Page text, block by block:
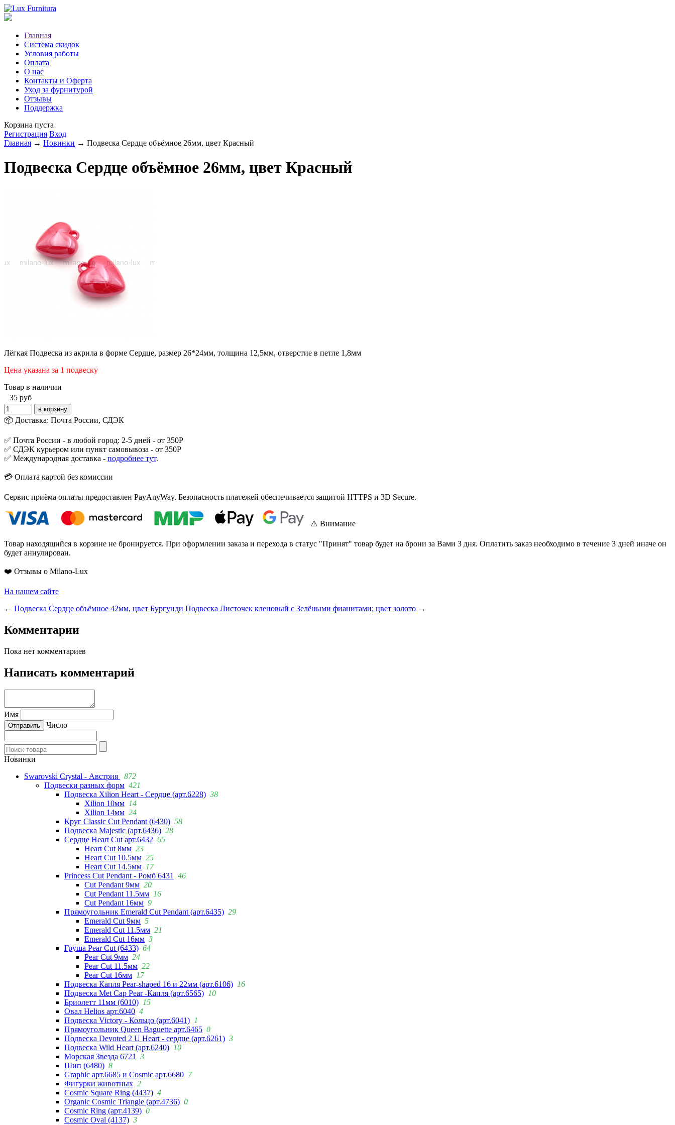
Главная
Система скидок
Условия работы
Оплата
О нас
Контакты и Оферта
Уход за фурнитурой
Отзывы
Поддержка
Корзина пуста
Регистрация Вход
Главная → Новинки → Подвеска Сердце объёмное 26мм, цвет Красный
Подвеска Сердце объёмное 26мм, цвет Красный
Лёгкая Подвеска из акрила в форме Сердце, размер 26*24мм, толщина 12,5мм, отверстие в петле 1,8мм
Цена указана за 1 подвеску
Товар в наличии
35 руб
📦 Доставка: Почта России, СДЭК
✅ Почта России - в любой город: 2-5 дней - от 350Р
✅ СДЭК курьером или пункт самовывоза - от 350Р
✅ Международная доставка - подробнее тут.
💳 Оплата картой без комиссии
Сервис приёма оплаты предоставлен PayAnyWay. Безопасность платежей обеспечивается защитой HTTPS и 3D Secure.
⚠️ Внимание
Товар находящийся в корзине не бронируется. При оформлении заказа и перехода в статус "Принят" товар будет на брони за Вами 3 дня. Оплатить заказ необходимо в течение 3 дней иначе он
будет аннулирован.
❤️ Отзывы о Milano-Lux
На нашем сайте
← Подвеска Сердце объёмное 42мм, цвет Бургунди Подвеска Листочек кленовый с Зелёными фианитами; цвет золото →
Комментарии
Пока нет комментариев
Написать комментарий
Имя
Число
Новинки
Swarovski Crystal - Австрия
872
Подвески разных форм 421
Подвеска Xilion Heart - Сердце (арт.6228) 38
Xilion 10мм 14
Xilion 14мм 24
Круг Classic Cut Pendant (6430) 58
Подвеска Majestic (арт.6436) 28
Сердце Heart Cut арт.6432 65
Heart Cut 8мм 23
Heart Cut 10.5мм 25
Heart Cut 14.5мм 17
Princess Cut Pendant - Ромб 6431
46
Cut Pendant 9мм 20
Cut Pendant 11.5мм 16
Cut Pendant 16мм 9
Прямоугольник Emerald Cut Pendant (арт.6435) 29
Emerald Cut 9мм 5
Emerald Cut 11.5мм 21
Emerald Cut 16мм 3
Груша Pear Cut (6433) 64
Pear Cut 9мм 24
Pear Cut 11.5мм 22
Pear Cut 16мм 17
Подвеска Капля Pear-shaped 16 и 22мм (арт.6106) 16
Подвеска Met Cap Pear -Капля (арт.6565) 10
Бриолетт 11мм (6010) 15
Овал Helios арт.6040 4
Подвеска Victory - Кольцо (арт.6041) 1
Прямоугольник Queen Baguette арт.6465 0
Подвеска Devoted 2 U Heart - сердце (арт.6261) 3
Подвеска Wild Heart (арт.6240) 10
Морская Звезда 6721
3
Шип (6480) 8
Graphic арт.6685 и Cosmic арт.6680 7
Фигурки животных 2
Cosmic Square Ring (4437) 4
Organic Cosmic Triangle (арт.4736) 0
Cosmic Ring (арт.4139) 0
Cosmic Oval (4137) 3